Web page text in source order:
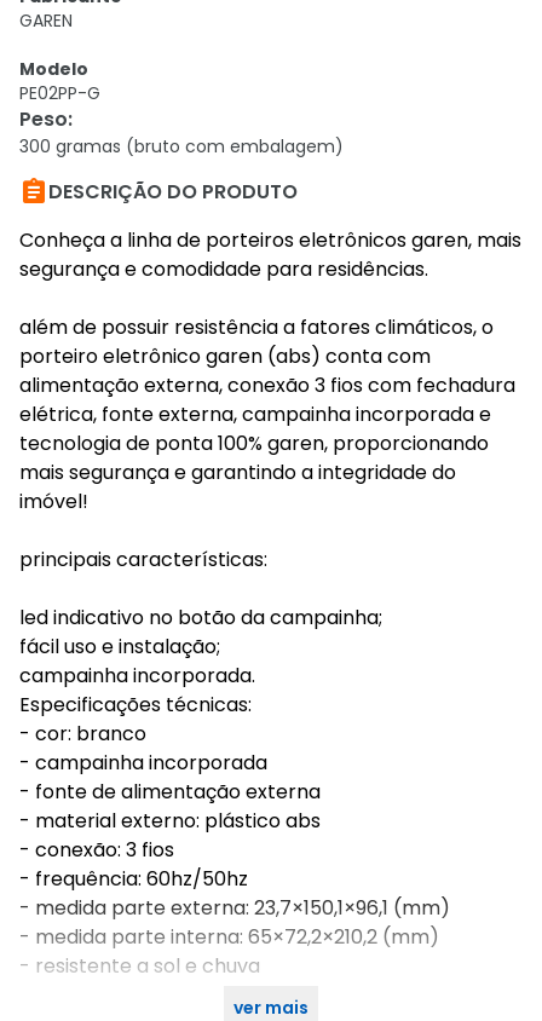
GAREN
Modelo
PE02PP-G
Peso:
300 gramas (bruto com embalagem)
DESCRIÇÃO DO PRODUTO
Conheça a linha de porteiros eletrônicos garen, mais
segurança e comodidade para residências.
além de possuir resistência a fatores climáticos, o
porteiro eletrônico garen (abs) conta com
alimentação externa, conexão 3 fios com fechadura
elétrica, fonte externa, campainha incorporada e
tecnologia de ponta 100% garen, proporcionando
mais segurança e garantindo a integridade do
imóvel!
principais características:
led indicativo no botão da campainha;
fácil uso e instalação;
campainha incorporada.
Especificações técnicas:
- cor: branco
- campainha incorporada
- fonte de alimentação externa
- material externo: plástico abs
- conexão: 3 fios
- frequência: 60hz/50hz
- medida parte externa: 23,7×150,1×96,1 (mm)
- medida parte interna: 65×72,2×210,2 (mm)
- resistente a sol e chuva
ver mais